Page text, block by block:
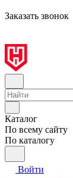
Заказать звонок
Каталог
По всему сайту
По каталогу
Войти